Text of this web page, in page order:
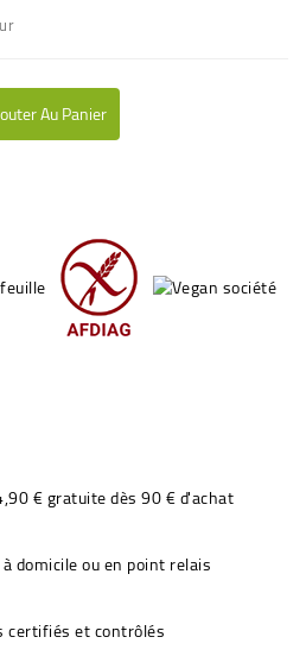
Au Panier
€ gratuite dès 90 € d'achat
domicile ou en point relais
certifiés et contrôlés